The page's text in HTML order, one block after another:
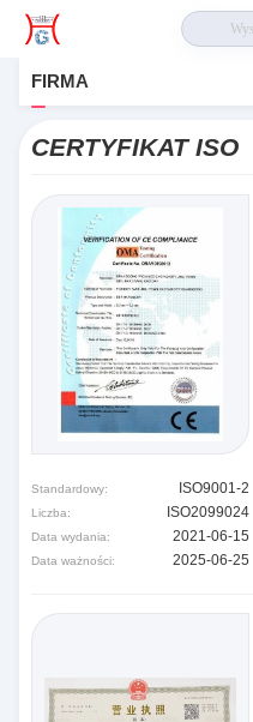
FIRMA
CERTYFIKAT ISO
Standardowy: ISO9001-2
Liczba: ISO2099024
Data wydania: 2021-06-15
Data ważności: 2025-06-25